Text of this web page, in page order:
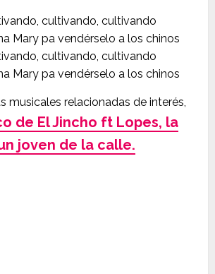
cultivando, cultivando
Mary pa vendérselo a los chinos
cultivando, cultivando
Mary pa vendérselo a los chinos
musicales relacionadas de interés,
de El Jincho ft Lopes, la
joven de la calle.